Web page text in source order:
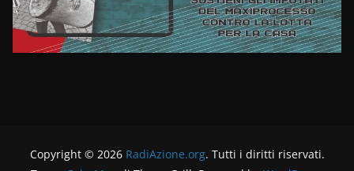
Copyright © 2026 RadiAzione.org. Tutti i diritti riservati.